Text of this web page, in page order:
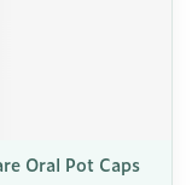
Oral Pot Caps